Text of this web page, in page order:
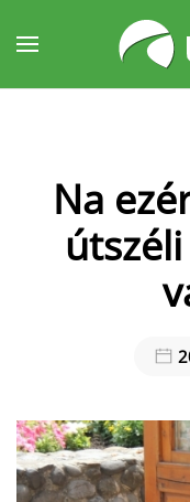
Fő tartalom
Na